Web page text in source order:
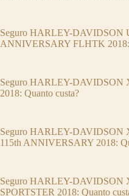
Seguro HARLEY-DAVIDSON
ANNIVERSARY FLHTK 2018:
Seguro HARLEY-DAVIDSON
2018: Quanto custa?
Seguro HARLEY-DAVIDSON
115th ANNIVERSARY 2018:
Seguro HARLEY-DAVIDSON
SPORTSTER 2018: Quanto